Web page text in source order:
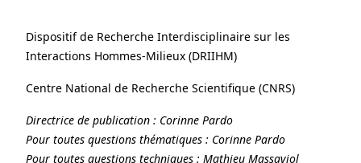
Dispositif de Recherche Interdisciplinaire sur les
Interactions Hommes-Milieux (DRIIHM)
Centre National de Recherche Scientifique (CNRS)
Directrice de publication : Corinne Pardo
Pour toutes questions thématiques : Corinne Pardo
Pour toutes questions techniques : Mathieu Massaviol